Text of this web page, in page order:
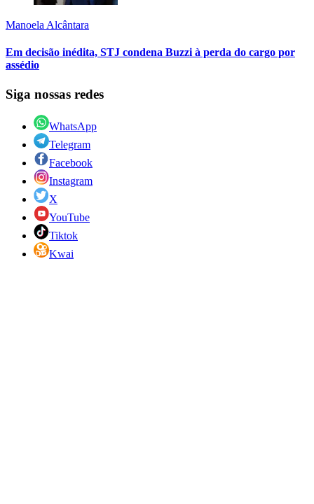
Manoela Alcântara
Em decisão inédita, STJ condena Buzzi à perda do cargo por
assédio
Siga nossas redes
WhatsApp
Telegram
Facebook
Instagram
X
YouTube
Tiktok
Kwai